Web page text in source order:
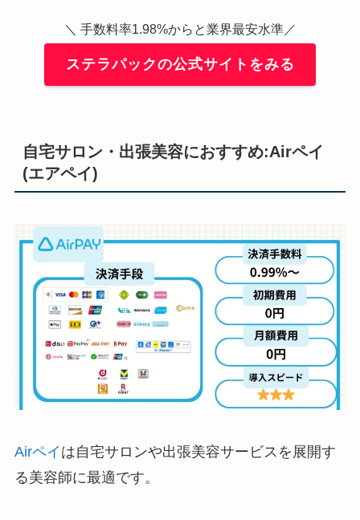
＼ 手数料率1.98%からと業界最安水準／
ステラパックの公式サイトをみる
自宅サロン・出張美容におすすめ:Airペイ
(エアペイ)
Airペイ は自宅サロンや出張美容サービスを展開す
る美容師に最適です。